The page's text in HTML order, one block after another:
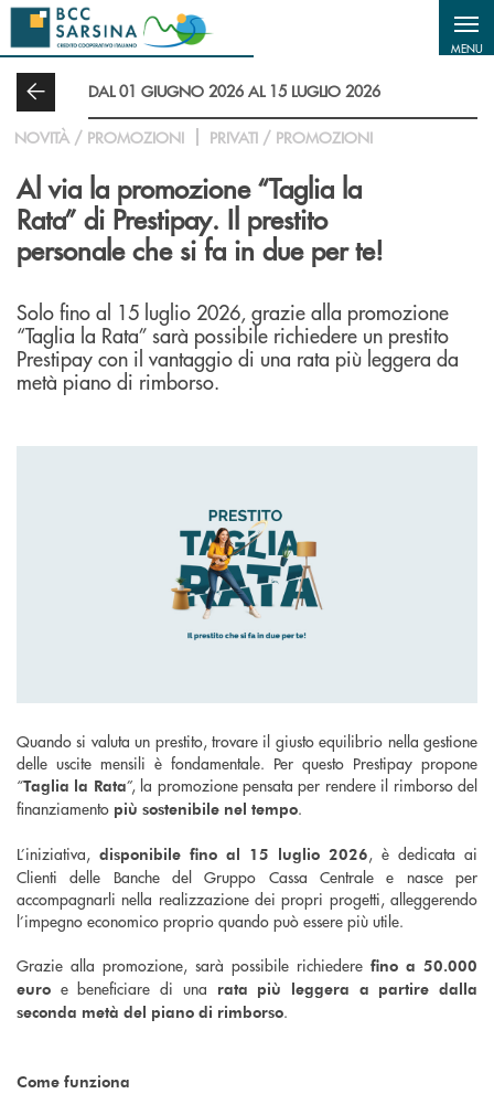
Salta al contenuto principale
MENU
DAL 01 GIUGNO 2026 AL 15 LUGLIO 2026
NOVITÀ / PROMOZIONI PRIVATI / PROMOZIONI
Al via la promozione “Taglia la
Rata” di Prestipay. Il prestito
personale che si fa in due per te!
Solo fino al 15 luglio 2026, grazie alla promozione
“Taglia la Rata” sarà possibile richiedere un prestito
Prestipay con il vantaggio di una rata più leggera da
metà piano di rimborso.
Quando si valuta un prestito, trovare il giusto equilibrio nella gestione
delle uscite mensili è fondamentale. Per questo Prestipay propone
“Taglia la Rata”, la promozione pensata per rendere il rimborso del
finanziamento più sostenibile nel tempo.
L’iniziativa, disponibile fino al 15 luglio 2026, è dedicata ai
Clienti delle Banche del Gruppo Cassa Centrale e nasce per
accompagnarli nella realizzazione dei propri progetti, alleggerendo
l’impegno economico proprio quando può essere più utile.
Grazie alla promozione, sarà possibile richiedere fino a 50.000
euro e beneficiare di una rata più leggera a partire dalla
seconda metà del piano di rimborso.
Come funziona